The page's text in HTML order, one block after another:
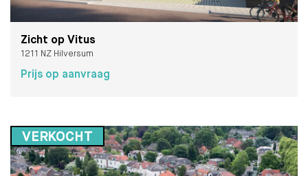
Zicht op Vitus
1211 NZ Hilversum
Prijs op aanvraag
VERKOCHT